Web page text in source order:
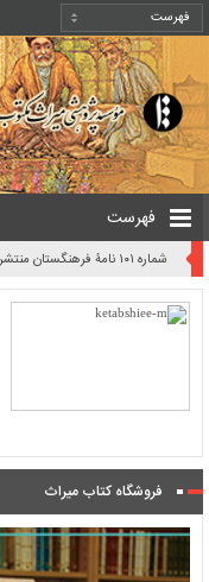
فهرست
شماره ۱۰۱ نامۀ فرهنگستان منتشر شد
فروشگاه کتاب میراث